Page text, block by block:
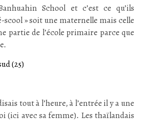
School et c’est ce qu’ils
scool » soit une maternelle mais celle
partie de l’école primaire parce que
tout à l’heure, à l’entrée il y a une
(ici avec sa femme). Les thaïlandais